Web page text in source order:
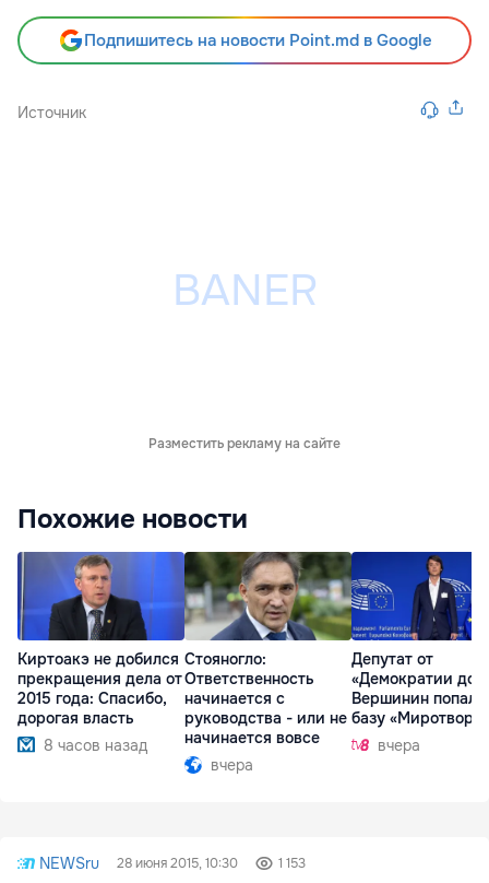
Подпишитесь на новости Point.md в Google
Источник
Разместить рекламу на сайте
Похожие новости
Киртоакэ не добился
прекращения дела от
2015 года: Спасибо,
дорогая власть
8 часов назад
Стояногло:
Ответственность
начинается с
руководства - или не
начинается вовсе
вчера
Депутат от
«Демократии
Вершинин попал в
базу
вчера
NEWSru 28 июня 2015, 10:30 1 153